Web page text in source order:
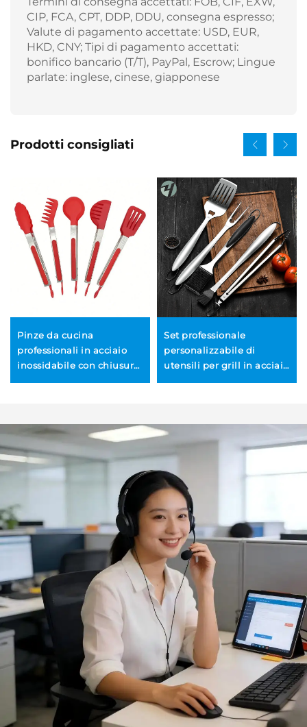
CIP, FCA, CPT, DDP, DDU, consegna espresso;
Valute di pagamento accettate: USD, EUR,
HKD, CNY; Tipi di pagamento accettati:
bonifico bancario (T/T), PayPal, Escrow; Lingue
parlate: inglese, cinese, giapponese
Prodotti consigliati
Pinze da cucina
professionali in acciaio
inossidabile con chiusura
sicura, set da 5 pezzi, eco-
in vendita all’ingrosso
Set professionale
personalizzabile di
utensili per grill in acciaio
inossidabile (5 pezzi),
per grill, pinze per
alimenti e pennello per
oli